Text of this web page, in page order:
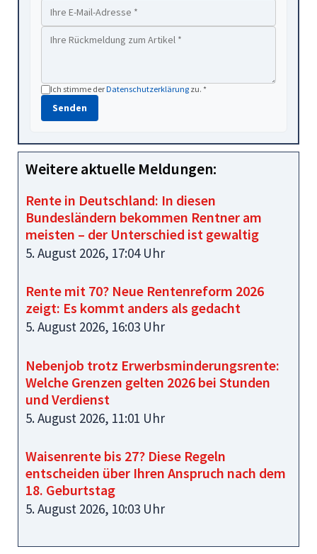
Ich stimme derDatenschutzerklärung zu. *
Senden
Weitere aktuelle Meldungen:
Rente in Deutschland: In diesen
Bundesländern bekommen Rentner am
meisten – der Unterschied ist gewaltig
5. August 2026, 17:04 Uhr
Rente mit 70? Neue Rentenreform 2026
zeigt: Es kommt anders als gedacht
5. August 2026, 16:03 Uhr
Nebenjob trotz Erwerbsminderungsrente:
Welche Grenzen gelten 2026 bei Stunden
und Verdienst
5. August 2026, 11:01 Uhr
Waisenrente bis 27? Diese Regeln
entscheiden über Ihren Anspruch nach dem
18. Geburtstag
5. August 2026, 10:03 Uhr